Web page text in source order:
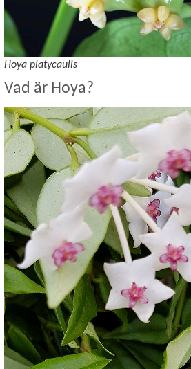
Hoya platycaulis
Vad är Hoya?